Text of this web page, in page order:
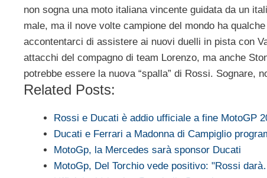
non sogna una moto italiana vincente guidata da un
male, ma il nove volte campione del mondo ha
accontentarci di assistere ai nuovi duelli in pista con
attacchi del compagno di team Lorenzo, ma anche
potrebbe essere la nuova “spalla” di Rossi. Sognare,
Related Posts:
Rossi e Ducati è addio ufficiale a fine MotoGP
Ducati e Ferrari a Madonna di Campiglio
MotoGp, la Mercedes sarà sponsor Ducati
MotoGp, Del Torchio vede positivo: "Rossi